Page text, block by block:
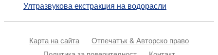
Ултразвукова екстракция на водорасли
Карта на сайта
Отпечатък & Авторско право